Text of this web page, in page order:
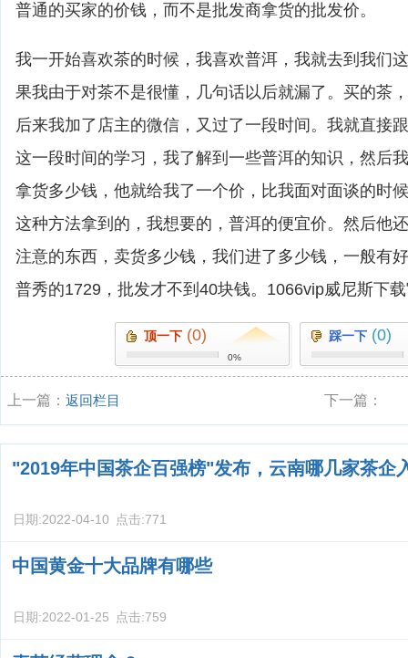
普通的买家的价钱，而不是批发商拿货的批发价。
我一开始喜欢茶的时候，我喜欢普洱，我就去到我们
果我由于对茶不是很懂，几句话以后就漏了。买的茶
后来我加了店主的微信，又过了一段时间。我就直接
这一段时间的学习，我了解到一些普洱的知识，然后
拿货多少钱，他就给我了一个价，比我面对面谈的时
这种方法拿到的，我想要的，普洱的便宜价。然后他
注意的东西，卖货多少钱，我们进了多少钱，一般有
普秀的1729，批发才不到40块钱。1066vip威尼斯下
顶一下 (0)
0%
踩一下 (0)
上一篇： 返回栏目 下一篇：
"2019年中国茶企百强榜"发布，云南哪几家茶企
日期:2022-04-10 点击:771
中国黄金十大品牌有哪些
日期:2022-01-25 点击:759